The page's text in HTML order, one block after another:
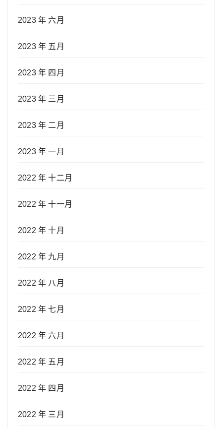
2023 年 六月
2023 年 五月
2023 年 四月
2023 年 三月
2023 年 二月
2023 年 一月
2022 年 十二月
2022 年 十一月
2022 年 十月
2022 年 九月
2022 年 八月
2022 年 七月
2022 年 六月
2022 年 五月
2022 年 四月
2022 年 三月